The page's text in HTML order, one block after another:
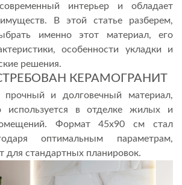
интерьер и обладает
В этой статье разберем,
именно этот материал, его
особенности укладки и
решения.
КЕРАМОГРАНИТ
и долговечный материал,
используется в отделке жилых и
Формат 45х90 см стал
оптимальным параметрам,
для стандартных планировок.